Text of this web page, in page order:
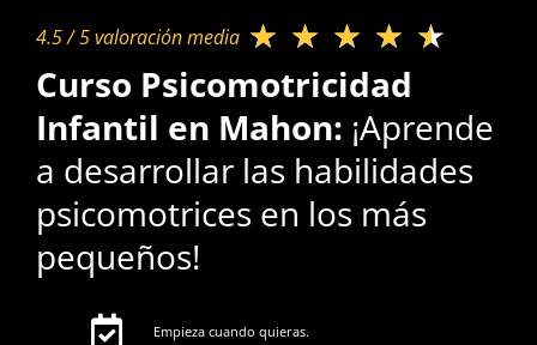
4.5 / 5 valoración media​ ★ ★ ★ ★ ★
Curso Psicomotricidad
Infantil en Mahon: ¡Aprende
a desarrollar las habilidades
psicomotrices en los más
pequeños!
Empieza cuando quieras.